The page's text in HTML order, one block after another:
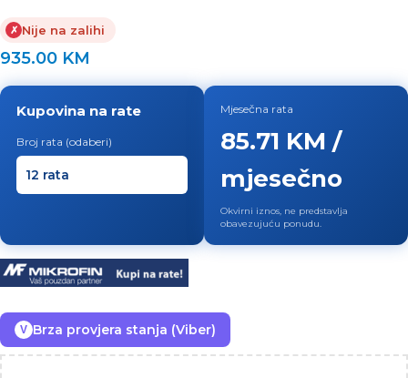
✗ Nije na zalihi
935.00 KM
Kupovina na rate
Broj rata (odaberi)
Mjesečna rata
85.71 KM /
mjesečno
Okvirni iznos, ne predstavlja
obavezujuću ponudu.
V Brza provjera stanja (Viber)